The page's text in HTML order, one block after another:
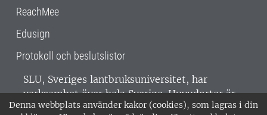
Denna webbplats använder kakor (cookies), som lagras i din
ReachMee
Edusign
Protokoll och beslutslistor
SLU, Sveriges lantbruksuniversitet, har
verksamhet över hela Sverige. Huvudorter är
Alnarp, Uppsala och Umeå.SLU är